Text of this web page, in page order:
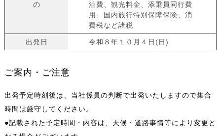
の
泊費、観光料金、添乗員同行費
用、国内旅行特別保障保険、消
費税など諸税
出発日 令和８年１０月４日(日)
ご案内・ご注意
出発予定時刻後は、当社係員の判断で出発いたしますので集合
時間は厳守してください。
●記載された予定時間・内容は、天候・道路事情等により変更と